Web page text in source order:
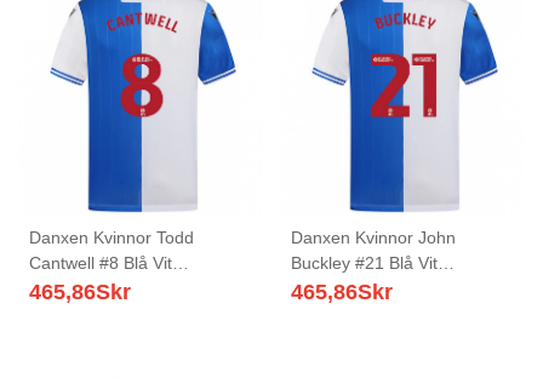
Danxen Kvinnor Todd
Cantwell #8 Blå Vit
Hemmatröja Matchtröjor
465,86Skr
Danxen Kvinnor John
Buckley #21 Blå Vit
Hemmatröja Matchtröjor
465,86Skr